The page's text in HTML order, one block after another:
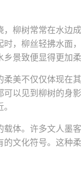
柳树常常在水边
，柳丝轻拂水面
景致便显得更加柔
美不仅仅体现在
以见到柳树的身
体。许多文人墨
文化符号。这种